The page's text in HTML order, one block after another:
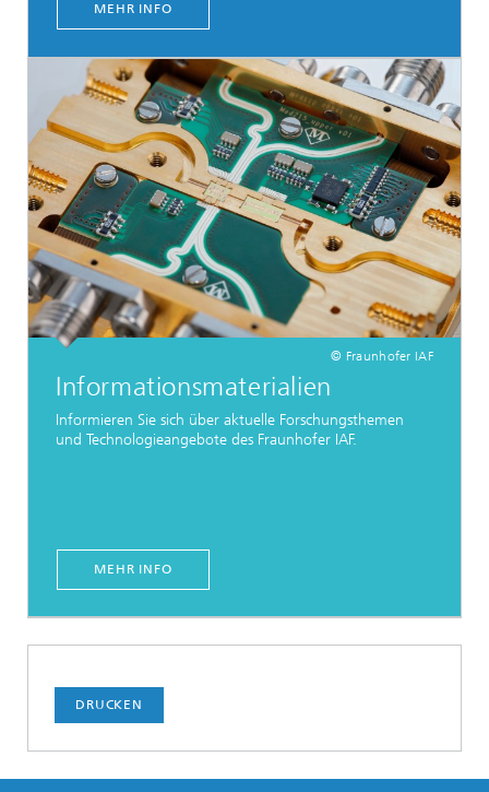
MEHR INFO
© Fraunhofer IAF
Informationsmaterialien
Informieren Sie sich über aktuelle Forschungsthemen
und Technologieangebote des Fraunhofer IAF.
MEHR INFO
DRUCKEN